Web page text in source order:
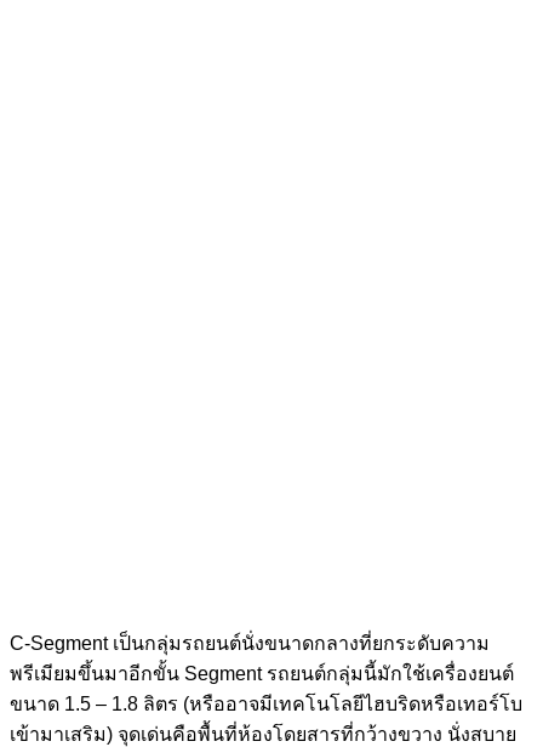
C-Segment เป็นกลุ่มรถยนต์นั่งขนาดกลางที่ยกระดับความ
พรีเมียมขึ้นมาอีกขั้น Segment รถยนต์กลุ่มนี้มักใช้เครื่องยนต์
ขนาด 1.5 – 1.8 ลิตร (หรืออาจมีเทคโนโลยีไฮบริดหรือเทอร์โบ
เข้ามาเสริม) จุดเด่นคือพื้นที่ห้องโดยสารที่กว้างขวาง นั่งสบาย